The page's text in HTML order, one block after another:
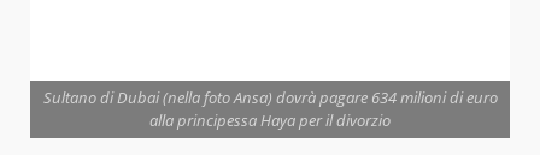
Sultano di Dubai (nella foto Ansa) dovrà pagare 634 milioni di euro
alla principessa Haya per il divorzio